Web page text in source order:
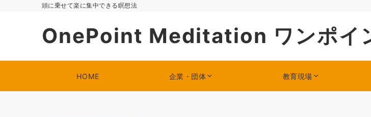
頭に乗せて楽に集中できる瞑想法
OnePoint Meditation ワンポイ
HOME 企業・団体 教育現場